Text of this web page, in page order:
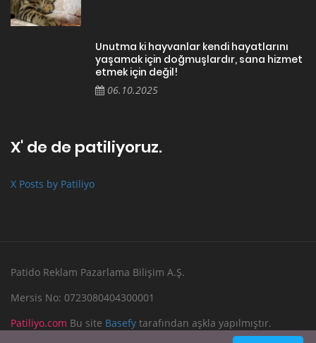
Unutma ki hayvanlar kendi hayatlarını
yaşamak için doğmuşlardır, sana hizmet
etmek için değil!
06.10.2025
X' de de patiliyoruz.
X Posts by Patiliyo
Patido Reklam Pazarlama Bilişim A.Ş.
Mersis No: 0723080404300001
Patiliyo.com Bu site Basefy tarafından aşkla yapılmıştır.